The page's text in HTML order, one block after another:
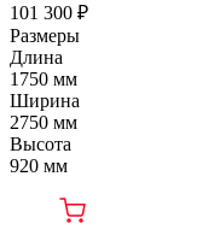
101 300 ₽
Размеры
Длина
1750 мм
Ширина
2750 мм
Высота
920 мм